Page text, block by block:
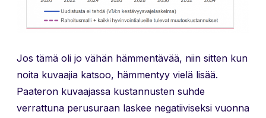
Jos tämä oli jo vähän hämmentävää, niin sitten kun
noita kuvaajia katsoo, hämmentyy vielä lisää.
Paateron kuvaajassa kustannusten suhde
verrattuna perusuraan laskee negatiiviseksi vuonna